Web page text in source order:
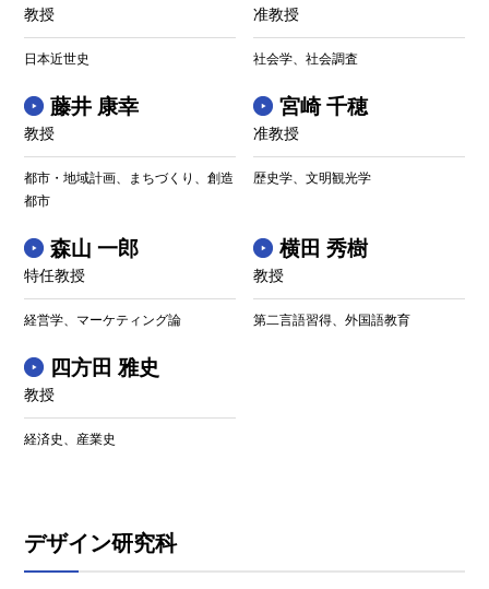
教授
日本近世史
准教授
社会学、社会調査
藤井 康幸
教授
都市・地域計画、まちづくり、創造
都市
宮崎 千穂
准教授
歴史学、文明観光学
森山 一郎
特任教授
経営学、マーケティング論
横田 秀樹
教授
第二言語習得、外国語教育
四方田 雅史
教授
経済史、産業史
デザイン研究科